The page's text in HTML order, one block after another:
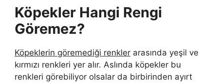
Köpekler Hangi Rengi
Göremez?
Köpeklerin göremediği renkler arasında yeşil ve
kırmızı renkleri yer alır. Aslında köpekler bu
renkleri görebiliyor olsalar da birbirinden ayırt